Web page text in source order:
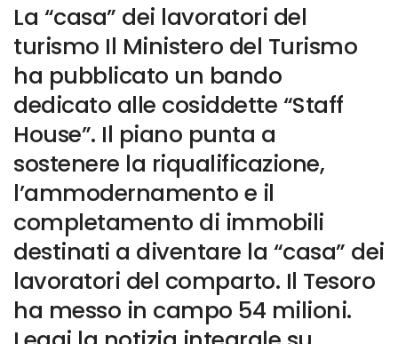
La “casa” dei lavoratori del
turismo Il Ministero del Turismo
ha pubblicato un bando
dedicato alle cosiddette “Staff
House”. Il piano punta a
sostenere la riqualificazione,
l’ammodernamento e il
completamento di immobili
destinati a diventare la “casa” dei
lavoratori del comparto. Il Tesoro
ha messo in campo 54 milioni.